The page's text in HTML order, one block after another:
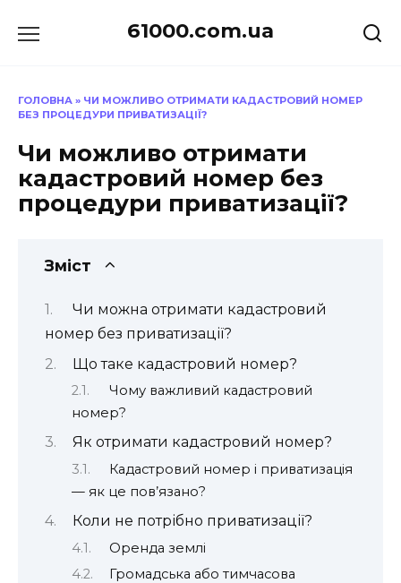
до
61000.com.ua
ГОЛОВНА » ЧИ МОЖЛИВО ОТРИМАТИ КАДАСТРОВИЙ НОМЕР
БЕЗ ПРОЦЕДУРИ ПРИВАТИЗАЦІЇ?
Чи можливо отримати
кадастровий номер без
процедури приватизації?
Зміст
Чи можна отримати кадастровий
номер без приватизації?
Що таке кадастровий номер?
Чому важливий кадастровий
номер?
Як отримати кадастровий номер?
Кадастровий номер і приватизація
— як це пов’язано?
Коли не потрібно приватизації?
Оренда землі
Громадська або тимчасова